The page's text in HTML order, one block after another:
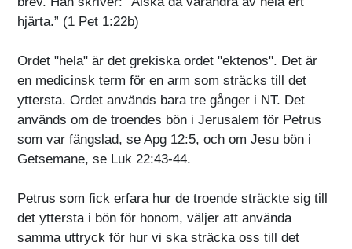
hjärta.” (1 Pet 1:22b)
Ordet "hela" är det grekiska ordet "ektenos". Det är
en medicinsk term för en arm som sträcks till det
yttersta. Ordet används bara tre gånger i NT. Det
används om de troendes bön i Jerusalem för Petrus
som var fängslad, se Apg 12:5, och om Jesu bön i
Getsemane, se Luk 22:43-44.
Petrus som fick erfara hur de troende sträckte sig till
det yttersta i bön för honom, väljer att använda
samma uttryck för hur vi ska sträcka oss till det